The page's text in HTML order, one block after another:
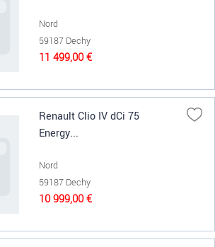
Nord
59187 Dechy
11 499,00 €
Renault Clio IV dCi 75
Energy...
Nord
59187 Dechy
10 999,00 €